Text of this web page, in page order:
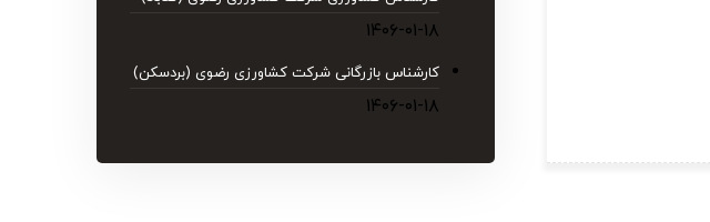
۱۴۰۶-۰۱-۱۸
کارشناس بازرگانی شرکت کشاورزی رضوی (بردسکن)
۱۴۰۶-۰۱-۱۸